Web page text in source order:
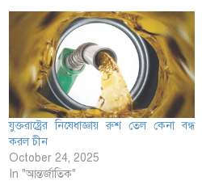
যুক্তরাষ্ট্রের নিষেধাজ্ঞায় রুশ তেল কেনা বন্ধ
করল চীন
October 24, 2025
In "আন্তর্জাতিক"